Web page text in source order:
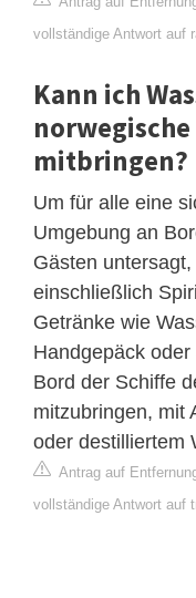
vollständige Antwort auf
Kann ich
mitbringen?
Um für alle eine
Umgebung an
Gästen
einschließlich
Getränke wie
Handgepäck
Bord der Schiffe
mitzubringen, mit
oder destilliertem
Antrag auf
vollständige Antwort auf